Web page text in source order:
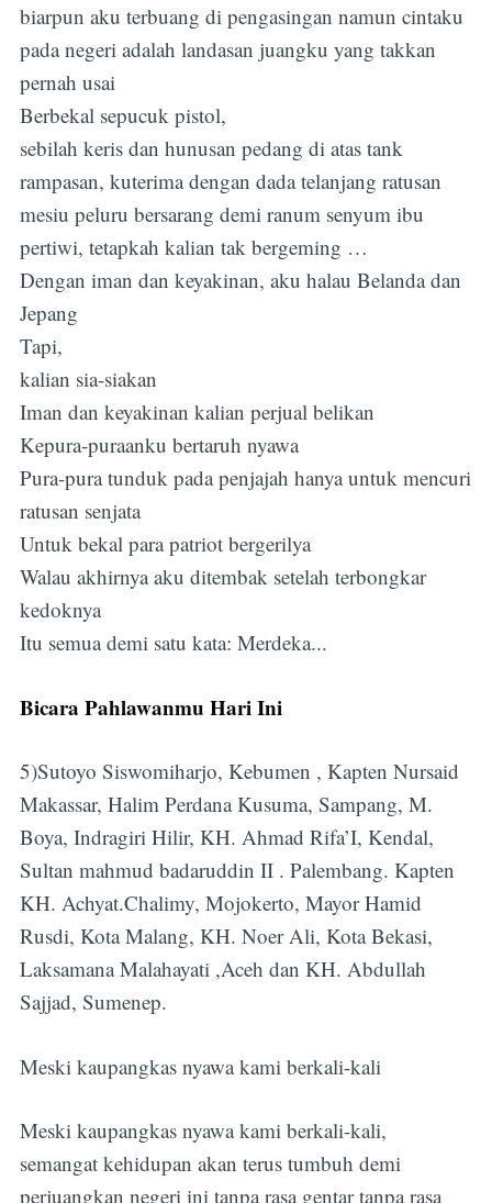
biarpun aku terbuang di pengasingan namun cintaku
pada negeri adalah landasan juangku yang takkan
pernah usai
Berbekal sepucuk pistol,
sebilah keris dan hunusan pedang di atas tank
rampasan, kuterima dengan dada telanjang ratusan
mesiu peluru bersarang demi ranum senyum ibu
pertiwi, tetapkah kalian tak bergeming …
Dengan iman dan keyakinan, aku halau Belanda dan
Jepang
Tapi,
kalian sia-siakan
Iman dan keyakinan kalian perjual belikan
Kepura-puraanku bertaruh nyawa
Pura-pura tunduk pada penjajah hanya untuk mencuri
ratusan senjata
Untuk bekal para patriot bergerilya
Walau akhirnya aku ditembak setelah terbongkar
kedoknya
Itu semua demi satu kata: Merdeka...
Bicara Pahlawanmu Hari Ini
5)Sutoyo Siswomiharjo, Kebumen , Kapten Nursaid
Makassar, Halim Perdana Kusuma, Sampang, M.
Boya, Indragiri Hilir, KH. Ahmad Rifa’I, Kendal,
Sultan mahmud badaruddin II . Palembang. Kapten
KH. Achyat.Chalimy, Mojokerto, Mayor Hamid
Rusdi, Kota Malang, KH. Noer Ali, Kota Bekasi,
Laksamana Malahayati ,Aceh dan KH. Abdullah
Sajjad, Sumenep.
Meski kaupangkas nyawa kami berkali-kali
Meski kaupangkas nyawa kami berkali-kali,
semangat kehidupan akan terus tumbuh demi
perjuangkan negeri ini tanpa rasa gentar tanpa rasa